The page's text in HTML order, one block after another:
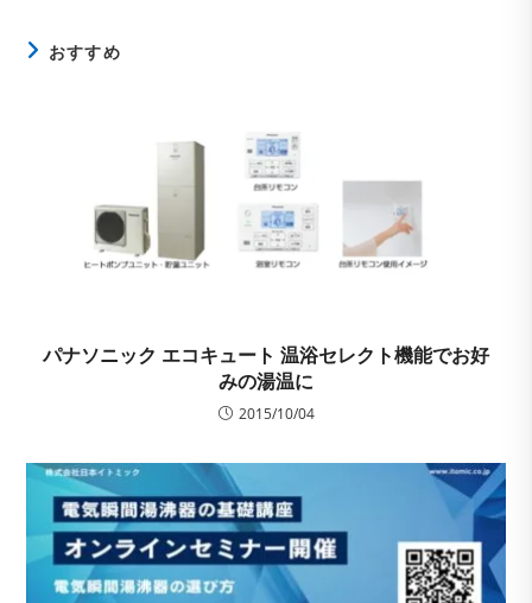
おすすめ
パナソニック エコキュート 温浴セレクト機能でお好
みの湯温に
2015/10/04